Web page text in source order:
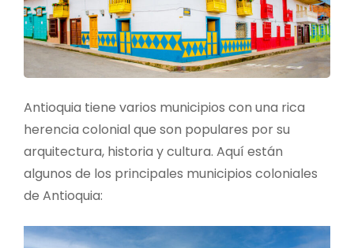
Antioquia tiene varios municipios con una rica
herencia colonial que son populares por su
arquitectura, historia y cultura. Aquí están
algunos de los principales municipios coloniales
de Antioquia: